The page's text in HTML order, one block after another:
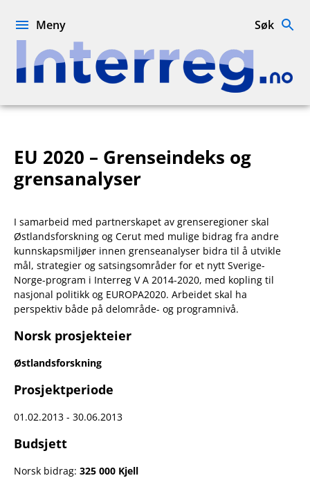
Interreg.no
Meny Søk
EU 2020 – Grenseindeks og
grensanalyser
I samarbeid med partnerskapet av grenseregioner skal
Østlandsforskning og Cerut med mulige bidrag fra andre
kunnskapsmiljøer innen grenseanalyser bidra til å utvikle
mål, strategier og satsingsområder for et nytt Sverige-
Norge-program i Interreg V A 2014-2020, med kopling til
nasjonal politikk og EUROPA2020. Arbeidet skal ha
perspektiv både på delområde- og programnivå.
Norsk prosjekteier
Østlandsforskning
Prosjektperiode
01.02.2013 - 30.06.2013
Budsjett
Norsk bidrag: 325 000 Kjell